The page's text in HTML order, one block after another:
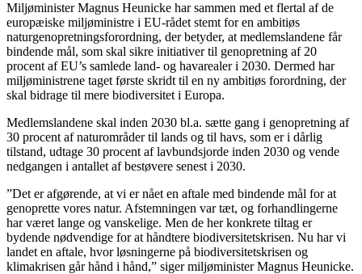
Miljøminister Magnus Heunicke har sammen med et flertal af de
europæiske miljøministre i EU-rådet stemt for en ambitiøs
naturgenopretningsforordning, der betyder, at medlemslandene får
bindende mål, som skal sikre initiativer til genopretning af 20
procent af EU’s samlede land- og havarealer i 2030. Dermed har
miljøministrene taget første skridt til en ny ambitiøs forordning, der
skal bidrage til mere biodiversitet i Europa.
Medlemslandene skal inden 2030 bl.a. sætte gang i genopretning af
30 procent af naturområder til lands og til havs, som er i dårlig
tilstand, udtage 30 procent af lavbundsjorde inden 2030 og vende
nedgangen i antallet af bestøvere senest i 2030.
”Det er afgørende, at vi er nået en aftale med bindende mål for at
genoprette vores natur. Afstemningen var tæt, og forhandlingerne
har været lange og vanskelige. Men de her konkrete tiltag er
bydende nødvendige for at håndtere biodiversitetskrisen. Nu har vi
landet en aftale, hvor løsningerne på biodiversitetskrisen og
klimakrisen går hånd i hånd,” siger miljøminister Magnus Heunicke.